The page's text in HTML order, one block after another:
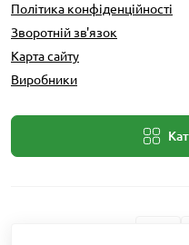
Політика конфіденційності
Зворотній зв'язок
Карта сайту
Виробники